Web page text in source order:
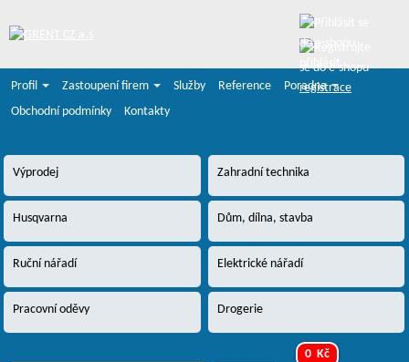
registrace
Profil
Zastoupení firem Služby Reference
Poradna
Obchodní podmínky
Kontakty
Výprodej Zahradní technika
Husqvarna Dům, dílna, stavba
Ruční nářadí Elektrické nářadí
Pracovní oděvy Drogerie
0 Kč